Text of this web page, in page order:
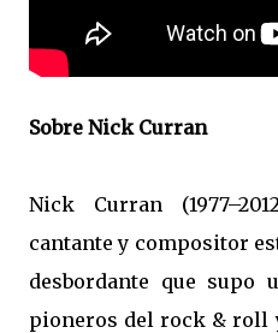
Sobre Nick Curran
Nick Curran
cantante y compositor
desbordante que
pioneros del rock & roll